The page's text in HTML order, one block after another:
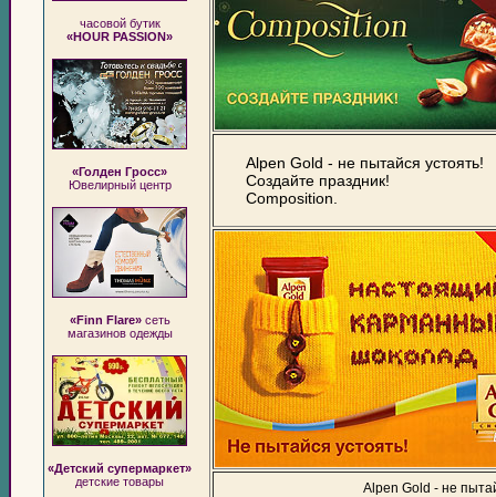
Alpen Gold - не пытайся устоять!
Создайте праздник!
Composition.
Alpen Gold - не
часовой бутик
«HOUR PASSION»
«Голден Гросс»
Ювелирный центр
«Finn Flare»сеть
магазинов одежды
«Детский супермаркет»
детские товары